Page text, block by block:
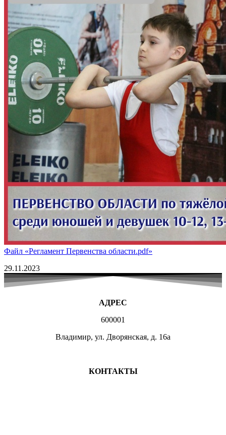
Файл «Регламент Первенства области.pdf»
29.11.2023
АДРЕС
600001
Владимир, ул. Дворянская, д. 16а
КОНТАКТЫ